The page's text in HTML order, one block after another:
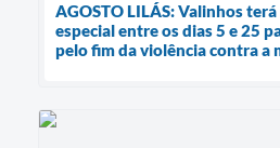
AGOSTO LILÁS: Valinhos
especial entre os dias 5 e 25
pelo fim da violência contra a